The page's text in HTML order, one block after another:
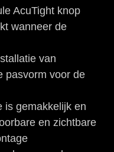
AcuTight knop
wanneer de
van
pasvorm voor de
is gemakkelijk en
en zichtbare